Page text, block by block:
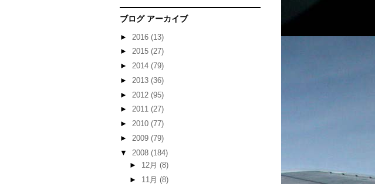
ブログ アーカイブ
► 2016 (13)
► 2015 (27)
► 2014 (79)
► 2013 (36)
► 2012 (95)
► 2011 (27)
► 2010 (77)
► 2009 (79)
▼ 2008 (184)
► 12月 (8)
► 11月 (8)